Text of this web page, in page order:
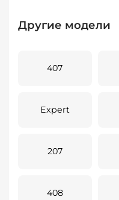
Другие модели
407
Expert
207
408